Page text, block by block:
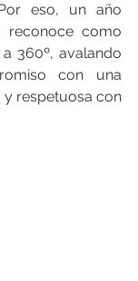
eso, un año
reconoce como
360º, avalando
con una
respetuosa con